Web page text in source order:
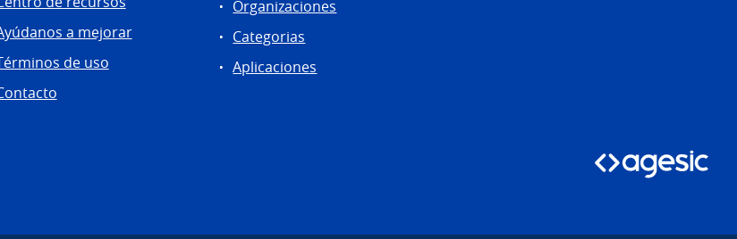
a mejorar
de uso
Organizaciones
Categorias
Aplicaciones